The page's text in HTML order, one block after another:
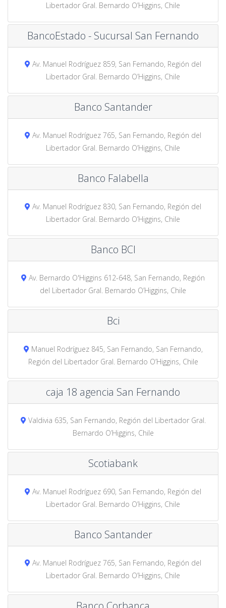
Libertador Gral. Bernardo O’Higgins, Chile
BancoEstado - Sucursal San Fernando
Av. Manuel Rodríguez 859, San Fernando, Región del
Libertador Gral. Bernardo O’Higgins, Chile
Banco Santander
Av. Manuel Rodríguez 765, San Fernando, Región del
Libertador Gral. Bernardo O’Higgins, Chile
Banco Falabella
Av. Manuel Rodríguez 830, San Fernando, Región del
Libertador Gral. Bernardo O’Higgins, Chile
Banco BCI
Av. Bernardo O'Higgins 612-648, San Fernando, Región
del Libertador Gral. Bernardo O’Higgins, Chile
Bci
Manuel Rodríguez 845, San Fernando, San Fernando,
Región del Libertador Gral. Bernardo O’Higgins, Chile
caja 18 agencia San Fernando
Valdivia 635, San Fernando, Región del Libertador Gral.
Bernardo O’Higgins, Chile
Scotiabank
Av. Manuel Rodríguez 690, San Fernando, Región del
Libertador Gral. Bernardo O’Higgins, Chile
Banco Santander
Av. Manuel Rodríguez 765, San Fernando, Región del
Libertador Gral. Bernardo O’Higgins, Chile